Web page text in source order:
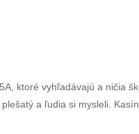
ktoré vyhľadávajú a ničia
a ľudia si mysleli.